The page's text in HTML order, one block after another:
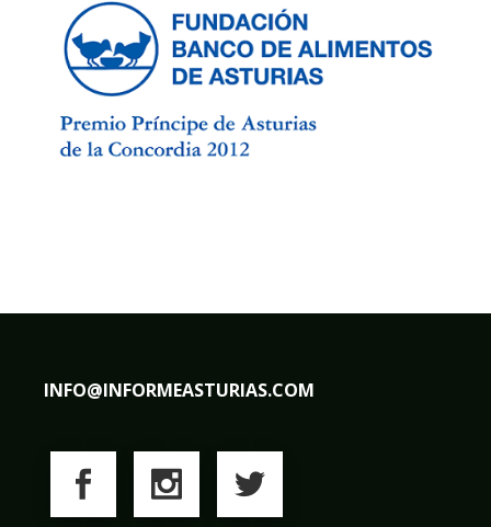
INFO@INFORMEASTURIAS.COM